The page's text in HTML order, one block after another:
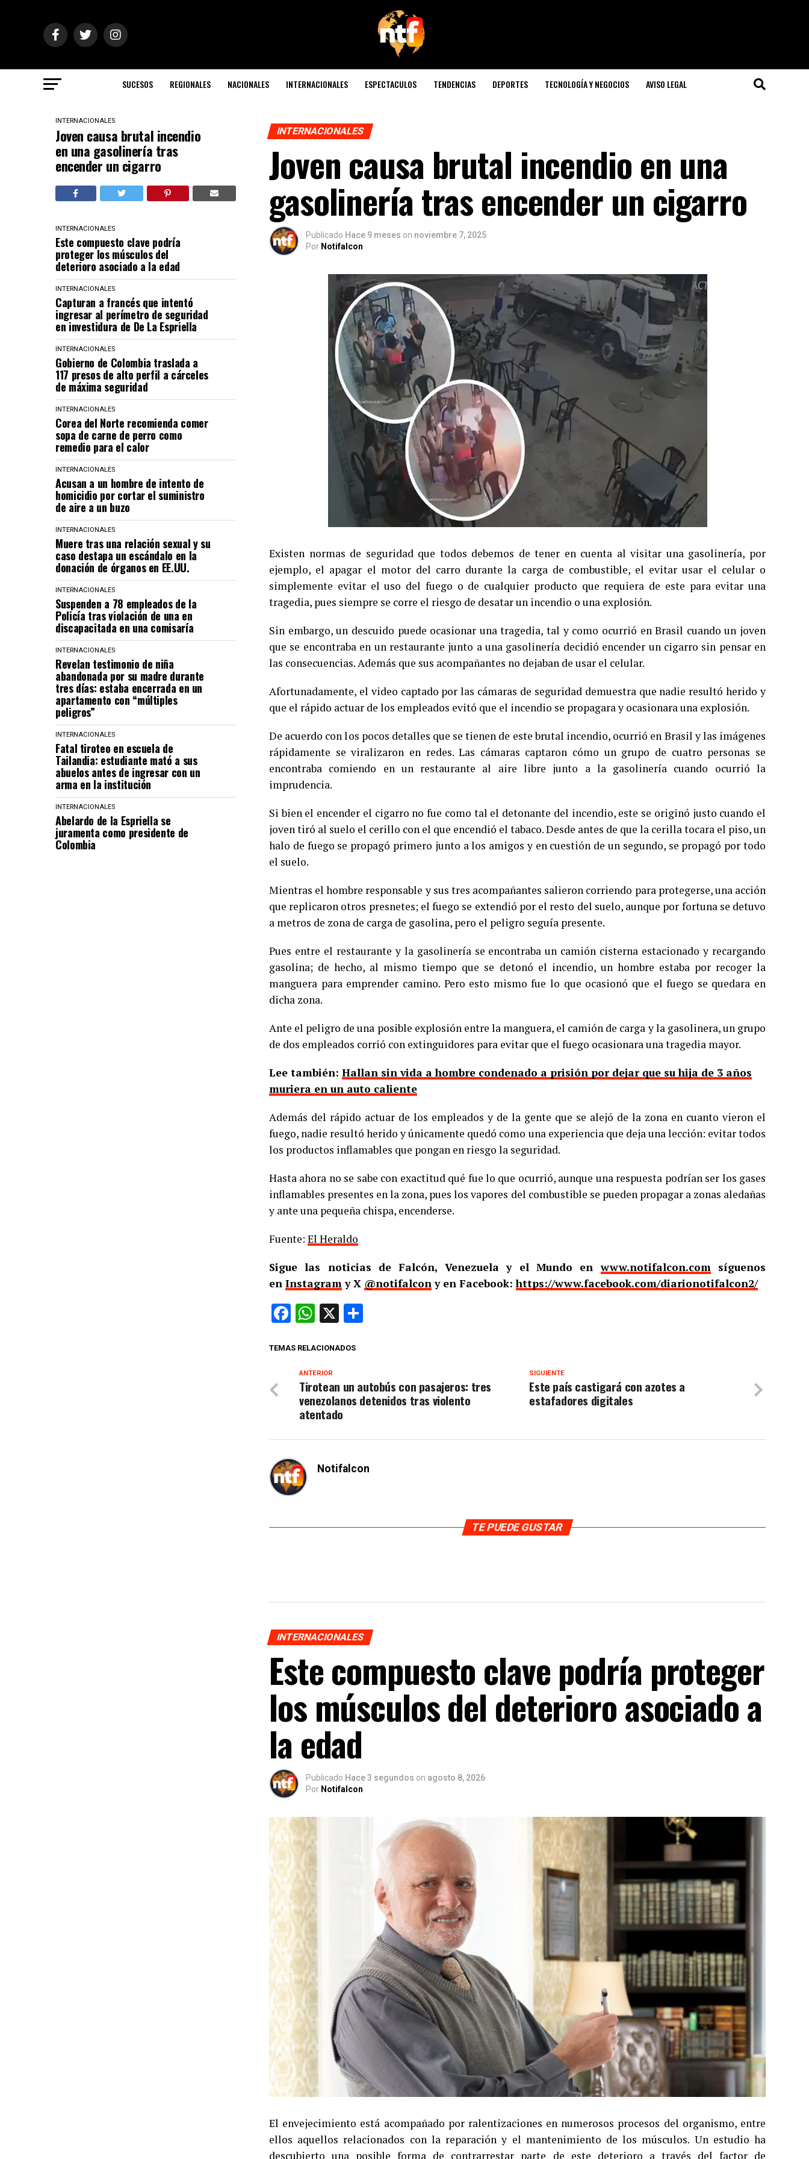
SUCESOS REGIONALES NACIONALES INTERNACIONALES ESPECTACULOS TENDENCIAS DEPORTES TECNOLOGÍA Y NEGOCIOS AVISO LEGAL
INTERNACIONALES
Joven causa brutal incendio
en una gasolinería tras
encender un cigarro
INTERNACIONALES
Este compuesto clave podría
proteger los músculos del
deterioro asociado a la edad
INTERNACIONALES
Capturan a francés que intentó
ingresar al perímetro de seguridad
en investidura de De La Espriella
INTERNACIONALES
Gobierno de Colombia traslada a
117 presos de alto perfil a cárceles
de máxima seguridad
INTERNACIONALES
Corea del Norte recomienda comer
sopa de carne de perro como
remedio para el calor
INTERNACIONALES
Acusan a un hombre de intento de
homicidio por cortar el suministro
de aire a un buzo
INTERNACIONALES
Muere tras una relación sexual y su
caso destapa un escándalo en la
donación de órganos en EE.UU.
INTERNACIONALES
Suspenden a 78 empleados de la
Policía tras violación de una en
discapacitada en una comisaría
INTERNACIONALES
Revelan testimonio de niña
abandonada por su madre durante
tres días: estaba encerrada en un
apartamento con “múltiples
peligros”
INTERNACIONALES
Fatal tiroteo en escuela de
Tailandia: estudiante mató a sus
abuelos antes de ingresar con un
arma en la institución
INTERNACIONALES
Abelardo de la Espriella se
juramenta como presidente de
Colombia
INTERNACIONALES
Joven causa brutal incendio en una
gasolinería tras encender un cigarro
Publicado Hace 9 meses on noviembre 7, 2025
Por Notifalcon
Existen normas de seguridad que todos debemos de tener en cuenta al visitar una gasolinería, por
ejemplo, el apagar el motor del carro durante la carga de combustible, el evitar usar el celular o
simplemente evitar el uso del fuego o de cualquier producto que requiera de este para evitar una
tragedia, pues siempre se corre el riesgo de desatar un incendio o una explosión.
Sin embargo, un descuido puede ocasionar una tragedia, tal y como ocurrió en Brasil cuando un joven
que se encontraba en un restaurante junto a una gasolinería decidió encender un cigarro sin pensar en
las consecuencias. Además que sus acompañantes no dejaban de usar el celular.
Afortunadamente, el video captado por las cámaras de seguridad demuestra que nadie resultó herido y
que el rápido actuar de los empleados evitó que el incendio se propagara y ocasionara una explosión.
De acuerdo con los pocos detalles que se tienen de este brutal incendio, ocurrió en Brasil y las imágenes
rápidamente se viralizaron en redes. Las cámaras captaron cómo un grupo de cuatro personas se
encontraba comiendo en un restaurante al aire libre junto a la gasolinería cuando ocurrió la
imprudencia.
Si bien el encender el cigarro no fue como tal el detonante del incendio, este se originó justo cuando el
joven tiró al suelo el cerillo con el que encendió el tabaco. Desde antes de que la cerilla tocara el piso, un
halo de fuego se propagó primero junto a los amigos y en cuestión de un segundo, se propagó por todo
el suelo.
Mientras el hombre responsable y sus tres acompañantes salieron corriendo para protegerse, una acción
que replicaron otros presnetes; el fuego se extendió por el resto del suelo, aunque por fortuna se detuvo
a metros de zona de carga de gasolina, pero el peligro seguía presente.
Pues entre el restaurante y la gasolinería se encontraba un camión cisterna estacionado y recargando
gasolina; de hecho, al mismo tiempo que se detonó el incendio, un hombre estaba por recoger la
manguera para emprender camino. Pero esto mismo fue lo que ocasionó que el fuego se quedara en
dicha zona.
Ante el peligro de una posible explosión entre la manguera, el camión de carga y la gasolinera, un grupo
de dos empleados corrió con extinguidores para evitar que el fuego ocasionara una tragedia mayor.
Lee también: Hallan sin vida a hombre condenado a prisión por dejar que su hija de 3 años
muriera en un auto caliente
Además del rápido actuar de los empleados y de la gente que se alejó de la zona en cuanto vieron el
fuego, nadie resultó herido y únicamente quedó como una experiencia que deja una lección: evitar todos
los productos inflamables que pongan en riesgo la seguridad.
Hasta ahora no se sabe con exactitud qué fue lo que ocurrió, aunque una respuesta podrían ser los gases
inflamables presentes en la zona, pues los vapores del combustible se pueden propagar a zonas aledañas
y ante una pequeña chispa, encenderse.
Fuente: El Heraldo
Sigue las noticias de Falcón, Venezuela y el Mundo enwww.notifalcon.comsíguenos
en Instagramy X @notifalcony en Facebook:https://www.facebook.com/diarionotifalcon2/
Facebook
WhatsApp
X
TEMAS RELACIONADOS
SIGUIENTE
Este país castigará con azotes a
estafadores digitales
ANTERIOR
Tirotean un autobús con pasajeros: tres
venezolanos detenidos tras violento
atentado
Notifalcon
TE PUEDE GUSTAR
INTERNACIONALES
Este compuesto clave podría proteger
los músculos del deterioro asociado a
la edad
Publicado Hace 3 segundos on agosto 8, 2026
Por Notifalcon
El envejecimiento está acompañado por ralentizaciones en numerosos procesos del organismo, entre
ellos aquellos relacionados con la reparación y el mantenimiento de los músculos. Un estudio ha
descubierto una posible forma de contrarrestar parte de este deterioro a través del factor de